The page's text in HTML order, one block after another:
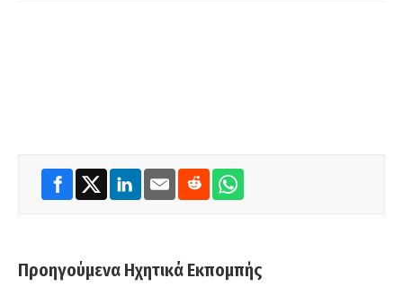
Προηγούμενα Ηχητικά Εκπομπής